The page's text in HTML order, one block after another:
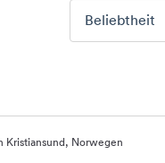
Beliebtheit
Kristiansund, Norwegen